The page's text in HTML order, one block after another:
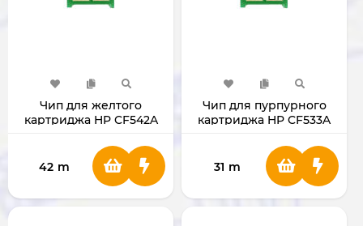
Чип для желтого
картриджа HP CF542A
42 m
Чип для пурпурного
картриджа HP CF533A
31 m